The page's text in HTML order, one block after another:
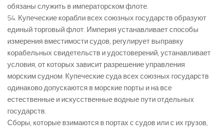
обязаны служить в императорском флоте.
54. Купеческие корабли всех союзных государств образуют
единый торговый флот. Империя устанавливает способы
измерения вместимости судов, регулирует выправку
корабельных свидетельств и удостоверений, устанавливает
условия, от которых зависит разрешение управления
морским судном. Купеческие суда всех союзных государств
одинаково допускаются в морские порты и на все
естественные и искусственные водные пути отдельных
государств.
Сборы, которые взимаются в портах с судов или с их грузов,